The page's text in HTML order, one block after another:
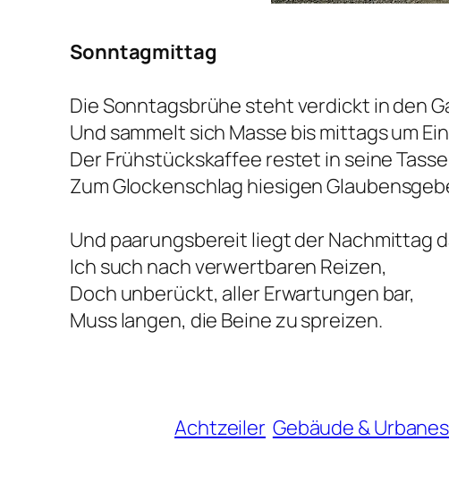
Sonntagmittag
Die Sonntagsbrühe steht verdickt in den
Und sammelt sich Masse bis mittags um
Der Frühstückskaffee restet in seine
Zum Glockenschlag hiesigen
Und paarungsbereit liegt der Nachmittag
Ich such nach verwertbaren Reizen,
Doch unberückt, aller Erwartungen bar,
Muss langen, die Beine zu spreizen.
Achtzeiler Gebäude & Urbanes